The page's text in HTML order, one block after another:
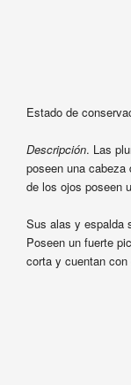
Estado de
Descripción. Las
poseen una
de los ojos poseen
Sus alas y espalda
Poseen un fuerte
corta y cuentan